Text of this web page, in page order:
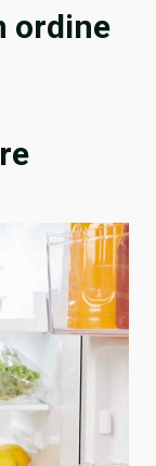
ordine